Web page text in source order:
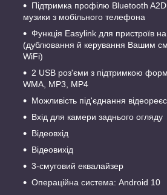
Підтримка профілю Bluetooth
музики з мобільного телефона
Функція Easylink для пристроїв
(дублювання й керування Вашим
WiFi)
2 USB роз'єми з підтримкою
WMA, MP3, MP4
Можливість під'єднання
Вхід для камери заднього огляду
Відеовхід
Відеовихід
3-смуговий еквалайзер
Операційна система: Android 10